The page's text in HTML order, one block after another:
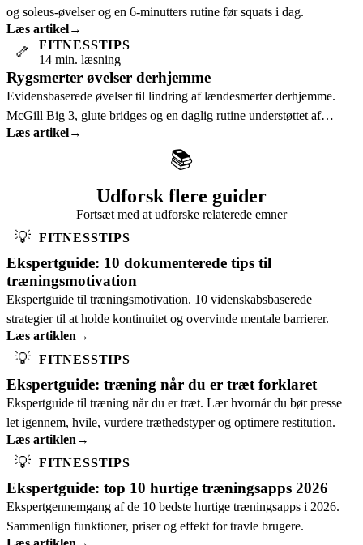
og soleus-øvelser og en 6-minutters rutine før squats i dag.
Læs artikel→
🦴
FITNESSTIPS
14 min. læsning
Rygsmerter øvelser derhjemme
Evidensbaserede øvelser til lindring af lændesmerter derhjemme.
McGill Big 3, glute bridges og en daglig rutine understøttet af
forskning.
Læs artikel→
📚
Udforsk flere guider
Fortsæt med at udforske relaterede emner
💡 FITNESSTIPS
Ekspertguide: 10 dokumenterede tips til
træningsmotivation
Ekspertguide til træningsmotivation. 10 videnskabsbaserede
strategier til at holde kontinuitet og overvinde mentale barrierer.
Læs artiklen →
💡 FITNESSTIPS
Ekspertguide: træning når du er træt forklaret
Ekspertguide til træning når du er træt. Lær hvornår du bør presse
let igennem, hvile, vurdere træthedstyper og optimere restitution.
Læs artiklen →
💡 FITNESSTIPS
Ekspertguide: top 10 hurtige træningsapps 2026
Ekspertgennemgang af de 10 bedste hurtige træningsapps i 2026.
Sammenlign funktioner, priser og effekt for travle brugere.